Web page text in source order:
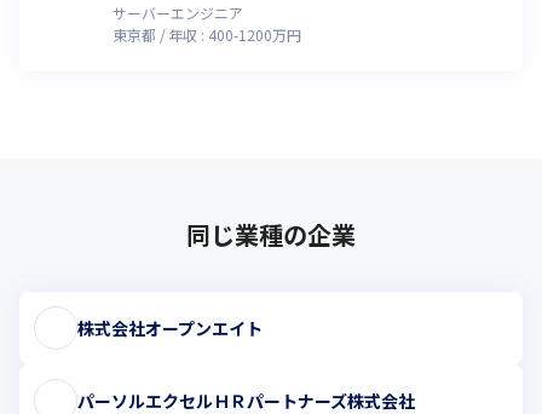
サーバーエンジニア
東京都
年収 : 400-1200万円
同じ業種の企業
株式会社オープンエイト
パーソルエクセルＨＲパートナーズ株式会社